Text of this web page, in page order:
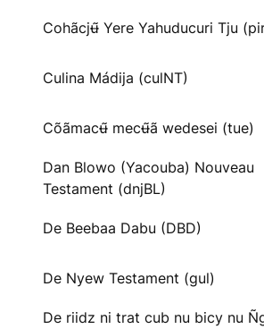
Cohãcjʉ̃ Yere Yahuducuri Tju
Culina Mádija (culNT)
Cõãmacʉ̃ mecʉ̃ã wedesei (tue)
Dan Blowo (Yacouba) Nouveau
Testament (dnjBL)
De Beebaa Dabu (DBD)
De Nyew Testament (gul)
De riidz ni trat cub nu bicy nu